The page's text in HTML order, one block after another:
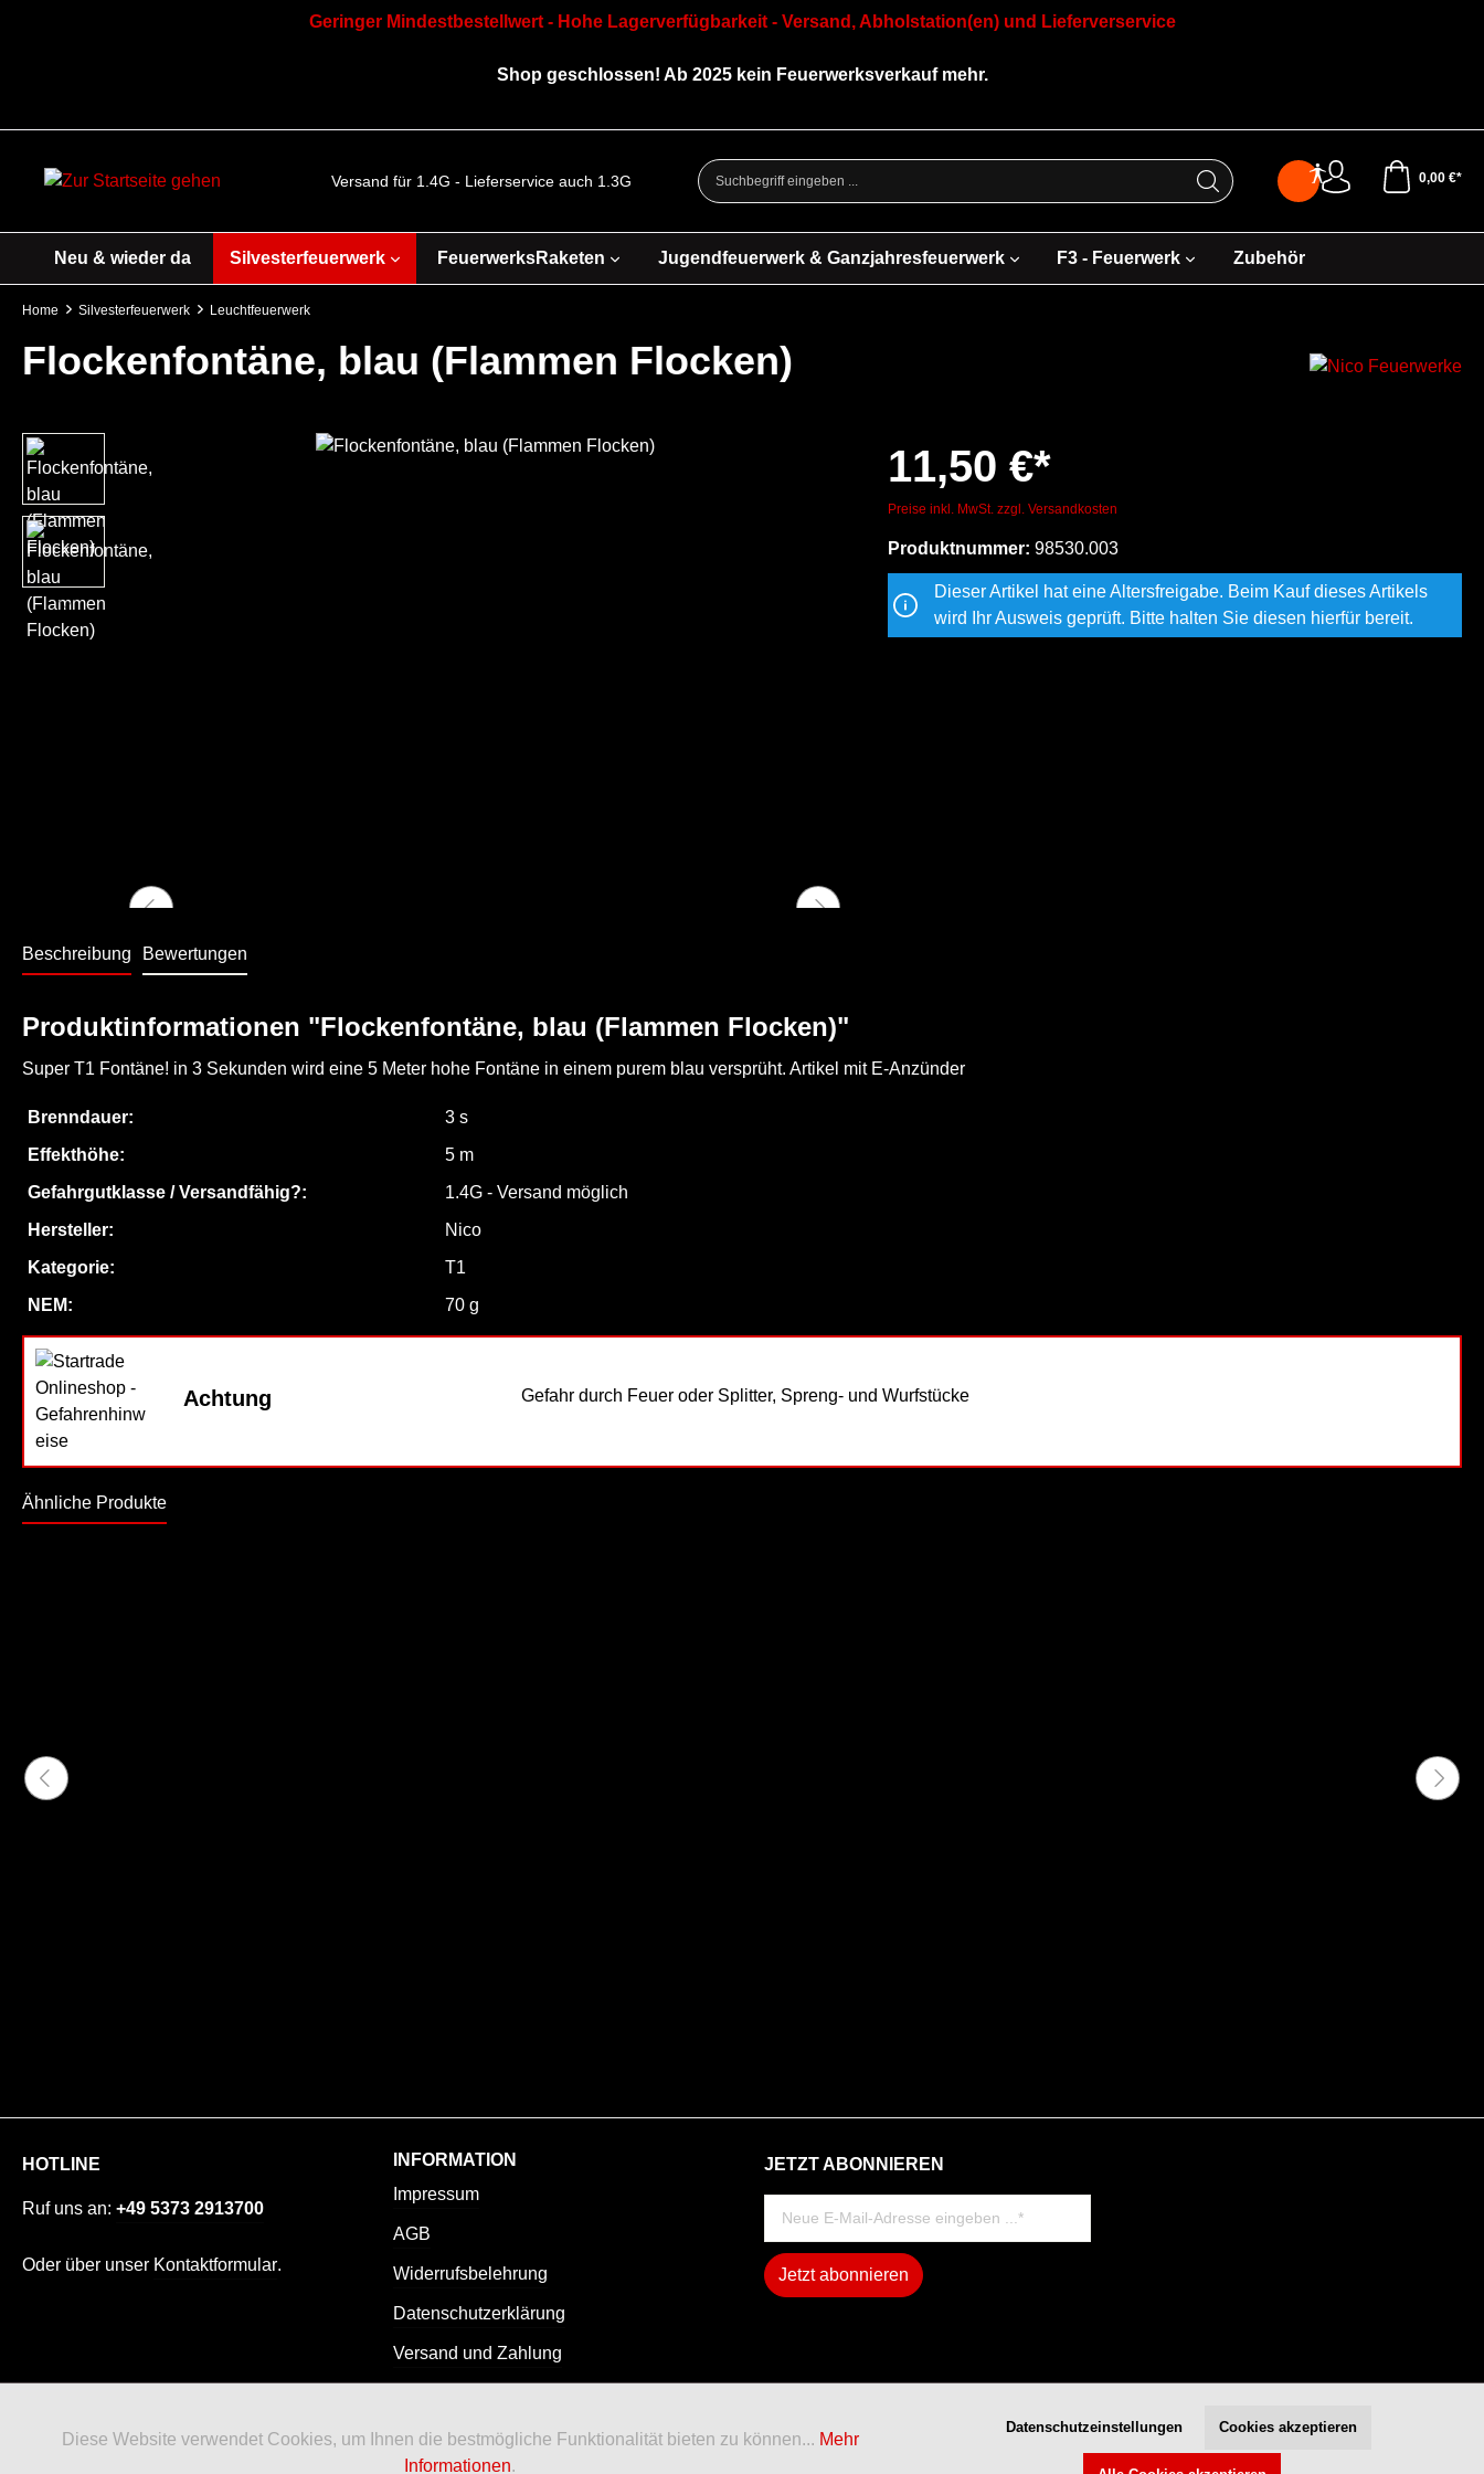
Geringer Mindestbestellwert - Hohe Lagerverfügbarkeit - Versand, Abholstation(en) und Lieferverservice
Shop geschlossen! Ab 2025 kein Feuerwerksverkauf mehr.
Versand für 1.4G - Lieferservice auch 1.3G 0,00 €*
Neu & wieder da Silvesterfeuerwerk FeuerwerksRaketen Jugendfeuerwerk & Ganzjahresfeuerwerk F3 - Feuerwerk Zubehör
Home Silvesterfeuerwerk Leuchtfeuerwerk
Flockenfontäne, blau (Flammen Flocken)
11,50 €*
Preise inkl. MwSt. zzgl. Versandkosten
Produktnummer: 98530.003
Dieser Artikel hat eine Altersfreigabe. Beim Kauf dieses Artikels
wird Ihr Ausweis geprüft. Bitte halten Sie diesen hierfür bereit.
Beschreibung Bewertungen
Produktinformationen "Flockenfontäne, blau (Flammen Flocken)"
Super T1 Fontäne! in 3 Sekunden wird eine 5 Meter hohe Fontäne in einem purem blau versprüht. Artikel mit E-Anzünder
Brenndauer:
3 s
Effekthöhe:
5 m
Gefahrgutklasse / Versandfähig?:
1.4G - Versand möglich
Hersteller:
Nico
Kategorie:
T1
NEM:
70 g
Achtung Gefahr durch Feuer oder Splitter, Spreng- und Wurfstücke
Ähnliche Produkte
HOTLINE
Ruf uns an: +49 5373 2913700
Oder über unser Kontaktformular.
INFORMATION
Impressum
AGB
Widerrufsbelehrung
Datenschutzerklärung
Versand und Zahlung
JETZT ABONNIEREN
Jetzt abonnieren
Diese Website verwendet Cookies, um Ihnen die bestmögliche Funktionalität bieten zu können... Mehr
Informationen.
Datenschutzeinstellungen Cookies akzeptieren